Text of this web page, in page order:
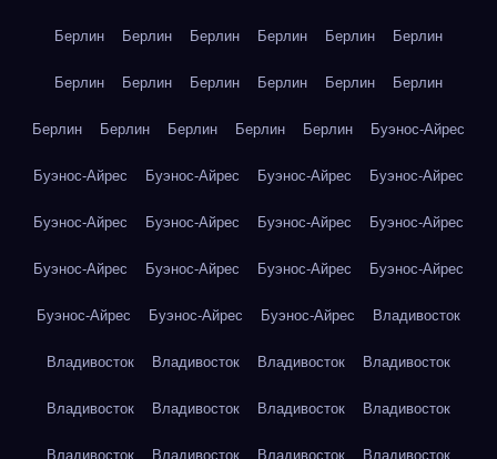
Берлин Берлин Берлин Берлин Берлин Берлин
Берлин Берлин Берлин Берлин Берлин Берлин
Берлин Берлин Берлин Берлин Берлин Буэнос-Айрес
Буэнос-Айрес Буэнос-Айрес Буэнос-Айрес Буэнос-Айрес
Буэнос-Айрес Буэнос-Айрес Буэнос-Айрес Буэнос-Айрес
Буэнос-Айрес Буэнос-Айрес Буэнос-Айрес Буэнос-Айрес
Буэнос-Айрес Буэнос-Айрес Буэнос-Айрес Владивосток
Владивосток Владивосток Владивосток Владивосток
Владивосток Владивосток Владивосток Владивосток
Владивосток Владивосток Владивосток Владивосток